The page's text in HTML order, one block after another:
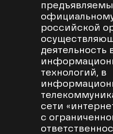
российской
деятельность
технологий, в
сети
с